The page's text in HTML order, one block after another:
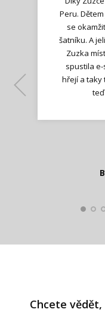
Peru.
se
šatníku. A
Zuzka
spustila
hřejí a taky
Chcete